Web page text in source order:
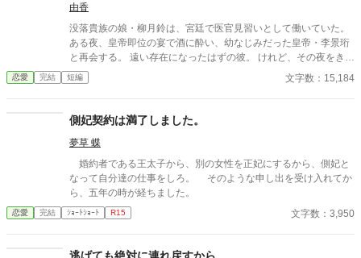
由香
没落貴族の娘・柳月鈴は、宮廷で医官見習いとして働いていた。
ある夜、皇帝即位の宴で酒に酔い、幼なじみだった皇帝・李景珩
と再会する。 遠い存在になったはずの彼。 けれど、その夜をきっ
かけに月鈴の運命は大きく動き出す。 冷酷と恐れられる皇帝が、
なぜか彼女だけには甘すぎて――。
恋愛 完結 短編 文字数：15,184
側妃契約は満了しました。
夢草 蝶
婚約者である王太子から、別の女性を正妃にするから、側妃と
なって自分達の仕事をしろ。 そのような申し出を受け入れてか
ら、五年の時が経ちました。
恋愛 完結 ｼｮｰﾄｼｮｰﾄ R15 文字数：3,950